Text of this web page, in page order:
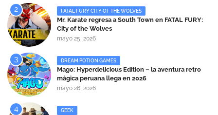
FATAL FURY CITY OF THE WOLVES
Mr. Karate regresa a South Town en FATAL FURY:
City of the Wolves
mayo 25, 2026
DREAM POTION GAMES
Mago: Hyperdelicious Edition – la aventura retro
mágica peruana llega en 2026
mayo 26, 2026
GEEK